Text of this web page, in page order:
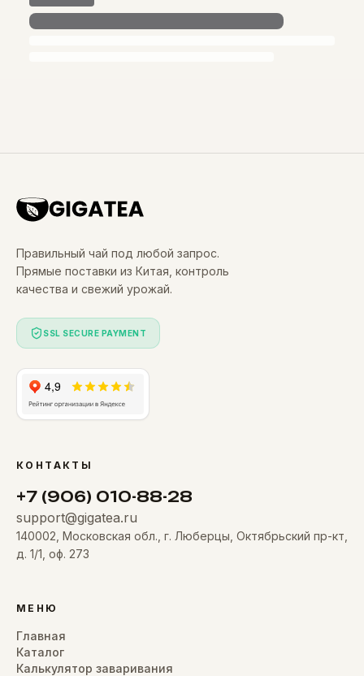
Правильный чай под любой запрос.
Прямые поставки из Китая, контроль
качества и свежий урожай.
SSL SECURE PAYMENT
КОНТАКТЫ
+7 (906) 010-88-28
support@gigatea.ru
140002, Московская обл., г. Люберцы, Октябрьский пр-кт,
д. 1/1, оф. 273
МЕНЮ
Главная
Каталог
Калькулятор заваривания